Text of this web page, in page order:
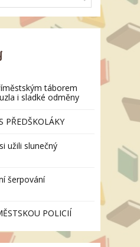
táborem
i sladké odměny
PŘEDŠKOLÁKY
užili slunečný
šerpování
POLICIÍ